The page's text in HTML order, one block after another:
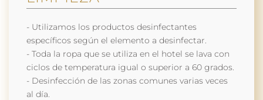
- Utilizamos los productos desinfectantes
específicos según el elemento a desinfectar.
- Toda la ropa que se utiliza en el hotel se lava con
ciclos de temperatura igual o superior a 60 grados.
- Desinfección de las zonas comunes varias veces
al día.